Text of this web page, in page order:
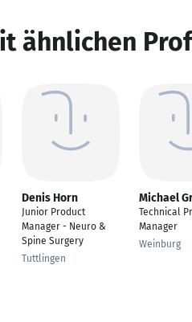
ähnlichen
Denis Horn
Junior Product
Manager - Neuro &
Spine Surgery
Tuttlingen
Michael
Technical
Manager
Weinburg